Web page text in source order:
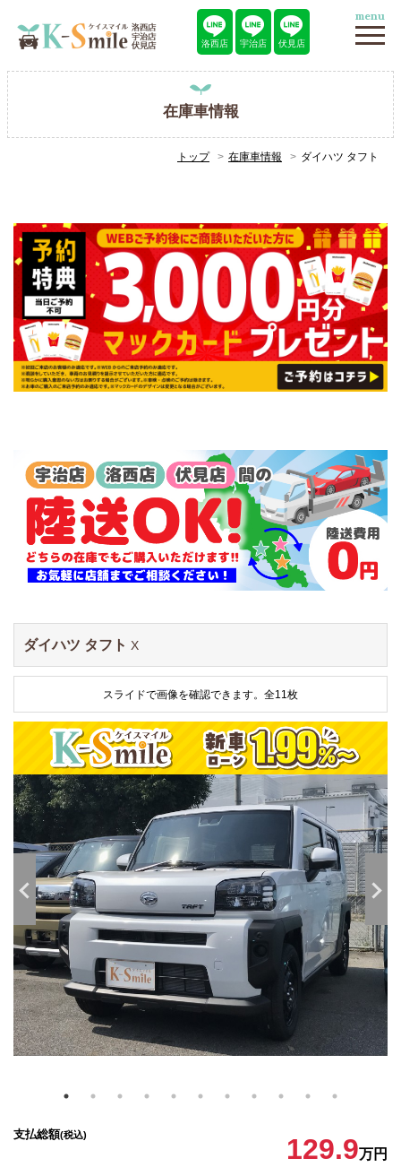
洛西店 宇治店 伏見店
menu
在庫車情報
トップ 在庫車情報 ダイハツ タフト
ダイハツ タフト X
スライドで画像を確認できます。 全11枚
支払総額(税込) 129.9万円